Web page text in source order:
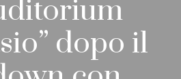
dopo il